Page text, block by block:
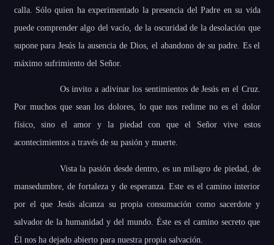
calla. Sólo quien ha experimentado la presencia del Padre en su vida
puede comprender algo del vacío, de la oscuridad de la desolación que
supone para Jesús la ausencia de Dios, el abandono de su padre. Es el
máximo sufrimiento del Señor.
Os invito a adivinar los sentimientos de Jesús en el Cruz.
Por muchos que sean los dolores, lo que nos redime no es el dolor
físico, sino el amor y la piedad con que el Señor vive estos
acontecimientos a través de su pasión y muerte.
Vista la pasión desde dentro, es un milagro de piedad, de
mansedumbre, de fortaleza y de esperanza. Este es el camino interior
por el que Jesús alcanza su propia consumación como sacerdote y
salvador de la humanidad y del mundo. Éste es el camino secreto que
Él nos ha dejado abierto para nuestra propia salvación.